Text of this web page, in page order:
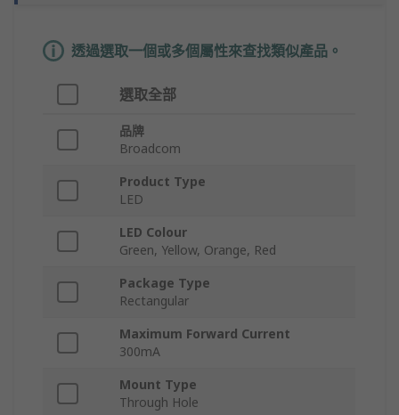
透過選取一個或多個屬性來查找類似產品。
選取全部
品牌
Broadcom
Product Type
LED
LED Colour
Green, Yellow, Orange, Red
Package Type
Rectangular
Maximum Forward Current
300mA
Mount Type
Through Hole